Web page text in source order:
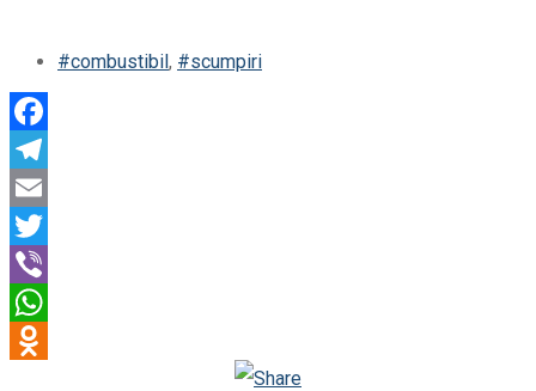
#combustibil, #scumpiri
Odnoklassniki